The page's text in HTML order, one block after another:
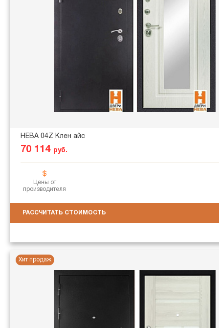
НЕВА 04Z Клен айс
70 114 руб.
Цены от
производителя
РАССЧИТАТЬ СТОИМОСТЬ
Хит продаж